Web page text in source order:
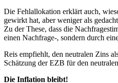
Die Fehlallokation erklärt auch,
gewirkt hat, aber weniger als
Zu der These, dass die
einen Nachfrage-, sondern durch
Reis empfiehlt, den neutralen Zins
Schätzung der EZB für den
Die Inflation bleibt!